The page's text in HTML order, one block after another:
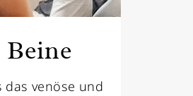
das venöse und